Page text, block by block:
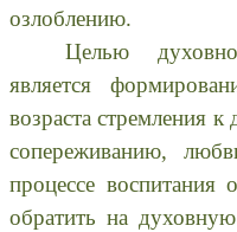
озлоблению.
Целью духовно-
является
возраста стремления к
сопереживанию,
процессе воспитания
обратить на